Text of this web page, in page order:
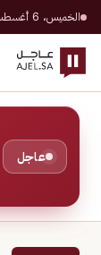
الخميس، 6 أغسطس 2026 · 23 صفر 1448 هـ
عاجل